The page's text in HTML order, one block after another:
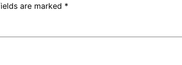
are marked *